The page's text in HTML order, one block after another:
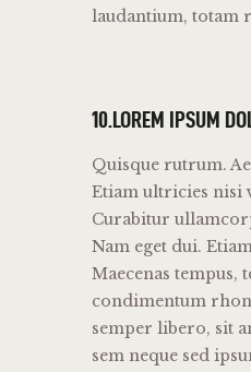
laudantium, totam
10.LOREM IPSUM
Quisque rutrum.
Etiam ultricies nisi
Curabitur
Nam eget dui.
Maecenas tempus,
condimentum
semper libero, sit
sem neque sed